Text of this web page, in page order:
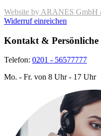
Website by ARANES
Widerruf einreichen
Kontakt & Persönliche
Telefon: 0201 - 56577777
Mo. - Fr. von 8 Uhr - 17 Uhr